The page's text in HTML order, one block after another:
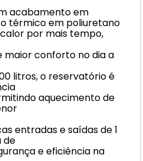
acabamento em
térmico em poliuretano
por mais tempo,
maior conforto no dia a
litros, o reservatório é
aquecimento de
entradas e saídas de 1
de
e eficiência na